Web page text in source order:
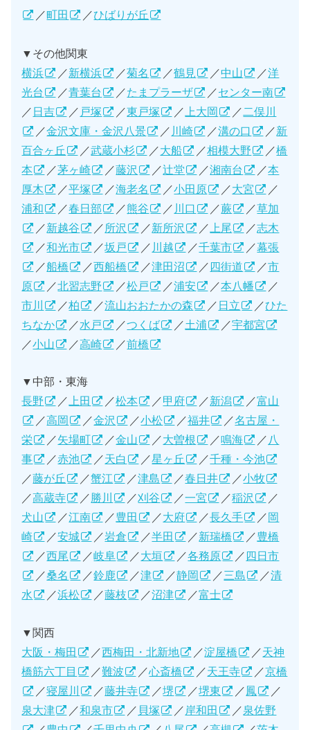
／町田 ／ひばりが丘
▼その他関東
横浜
／新横浜 ／菊名 ／鶴見 ／中山 ／洋
光台
／青葉台 ／たまプラーザ ／センター南
／ 日吉 ／ 戸塚 ／東戸塚 ／ 上大岡 ／ 二俣川
／金沢文庫・金沢八景 ／ 川崎 ／溝の口 ／新
百合ヶ丘
／武蔵小杉 ／大船 ／相模大野 ／橋
本
／茅ヶ崎 ／藤沢 ／辻堂 ／湘南台 ／本
厚木
／平塚 ／海老名 ／小田原 ／大宮
／
浦和
／春日部 ／熊谷 ／ 川口 ／蕨 ／草加
／新越谷 ／ 所沢 ／新所沢 ／ 上尾 ／志木
／和光市 ／坂戸 ／ 川越 ／千葉市 ／幕張
／船橋 ／西船橋 ／津田沼 ／ 四街道 ／市
原
／北習志野 ／松戸 ／浦安 ／本八幡
／
市川
／柏 ／流山おおたかの森 ／ 日立 ／ひた
ちなか
／水戸 ／つくば ／土浦 ／宇都宮
／小山 ／高崎 ／前橋
▼中部・東海
長野
／ 上田 ／松本 ／甲府 ／新潟 ／富山
／高岡 ／金沢 ／小松 ／福井 ／名古屋・
栄
／矢場町 ／金山 ／大曽根 ／鳴海 ／ 八
事
／赤池 ／天白 ／星ヶ丘 ／千種・今池
／藤が丘 ／蟹江 ／津島 ／春日井 ／小牧
／高蔵寺 ／勝川 ／刈谷 ／一宮 ／稲沢
／
犬山
／江南 ／豊田 ／大府 ／長久手 ／ 岡
崎
／安城 ／岩倉 ／半田 ／新瑞橋 ／豊橋
／西尾 ／岐阜 ／大垣 ／各務原 ／ 四日市
／桑名 ／鈴鹿 ／津 ／静岡 ／三島 ／清
水
／浜松 ／藤枝 ／沼津 ／富士
▼関西
大阪・梅田
／西梅田・北新地 ／淀屋橋 ／天神
橋筋六丁目
／難波 ／心斎橋 ／天王寺 ／京橋
／寝屋川 ／藤井寺 ／堺 ／堺東 ／鳳
／
泉大津
／和泉市 ／ 貝塚 ／ 岸和田 ／泉佐野